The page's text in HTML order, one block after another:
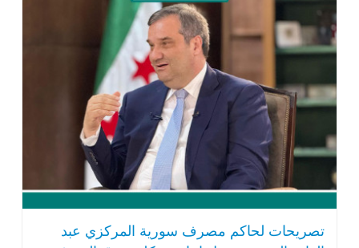
تصريحات لحاكم مصرف سورية المركزي عبد